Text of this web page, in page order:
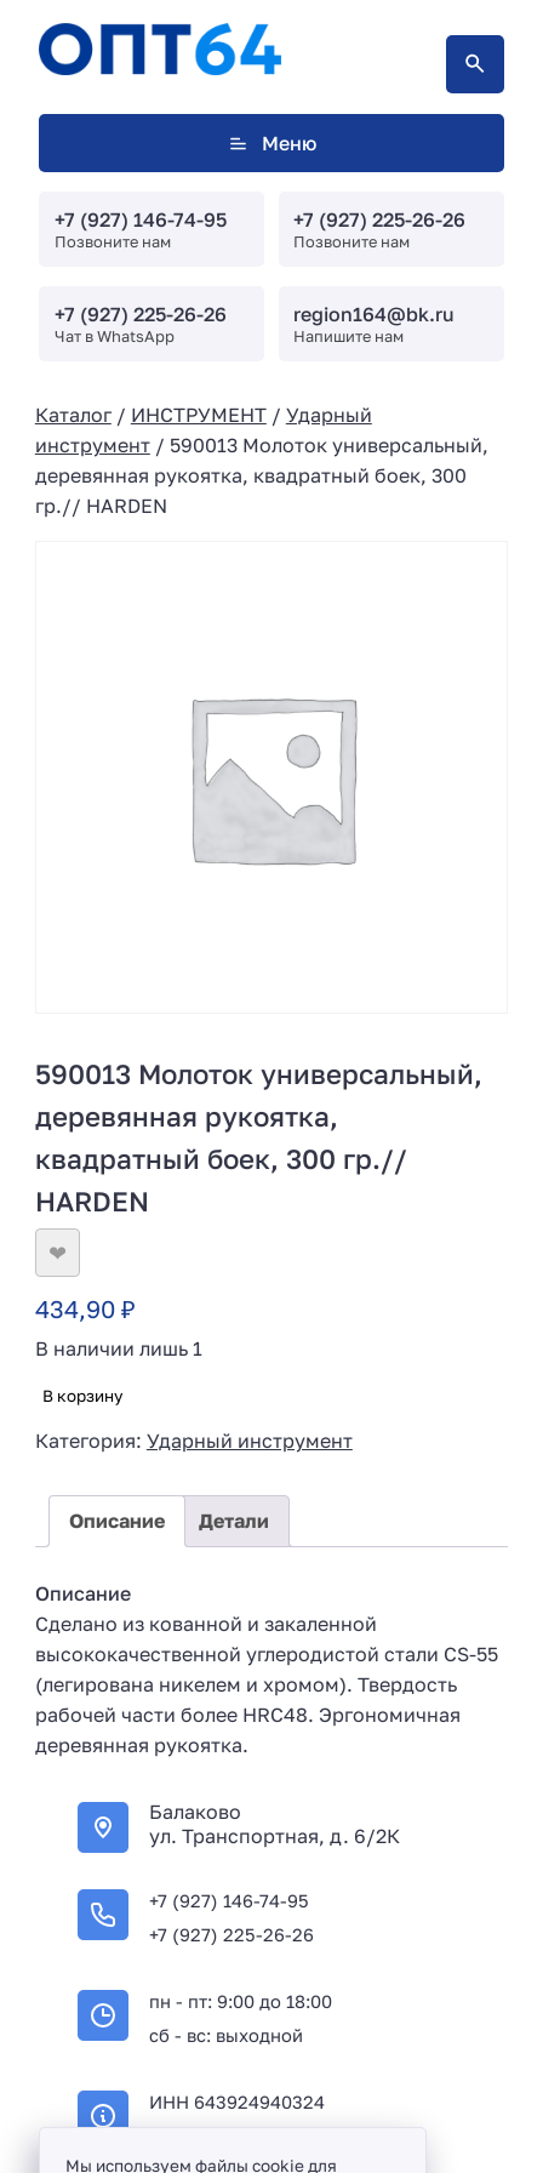
Меню
+7 (927) 146-74-95
Позвоните нам
+7 (927) 225-26-26
Позвоните нам
+7 (927) 225-26-26
Чат в WhatsApp
region164@bk.ru
Напишите нам
Каталог/ ИНСТРУМЕНТ/ Ударный
инструмент/ 590013 Молоток универсальный,
деревянная рукоятка, квадратный боек, 300
гр.// HARDEN
590013 Молоток универсальный,
деревянная рукоятка,
квадратный боек, 300 гр.//
HARDEN
❤
434,90 ₽
В наличии лишь 1
В корзину
Категория: Ударный инструмент
Описание Детали
Описание
Сделано из кованной и закаленной
высококачественной углеродистой стали CS-55
(легирована никелем и хромом). Твердость
рабочей части более HRC48. Эргономичная
деревянная рукоятка.
Балаково
ул. Транспортная, д. 6/2К
+7 (927) 146-74-95
+7 (927) 225-26-26
пн - пт: 9:00 до 18:00
сб - вс: выходной
ИНН 643924940324
Мы используем файлы cookie для